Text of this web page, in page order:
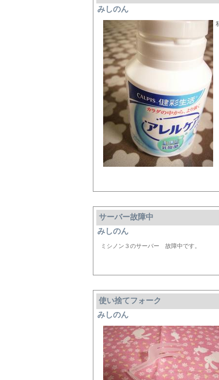
みしのん
サーバー故障中
みしのん
ミシノン３のサーバー 故障中です。
使い捨てフォーク
みしのん